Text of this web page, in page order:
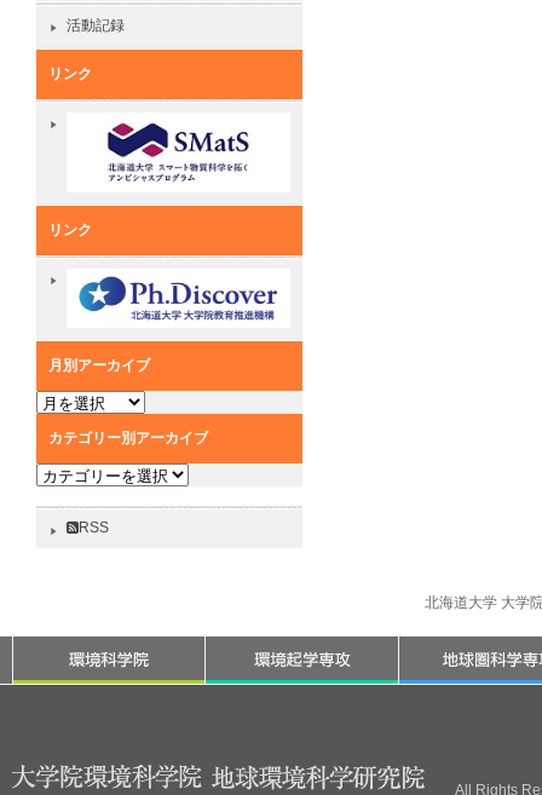
活動記録
リンク
リンク
月別アーカイブ
月
ー
カ
イ
カテゴリー別アーカイブ
カ
ゴ
カ
RSS
北海道大学 大学
All Rights